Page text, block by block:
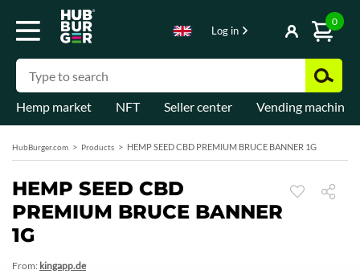
Log in
0
Hemp market NFT Seller center Vending machines
HubBurger.com Products HEMP SEED CBD PREMIUM BRUCE BANNER 1G
HEMP SEED CBD
PREMIUM BRUCE BANNER
1G
From: kingapp.de